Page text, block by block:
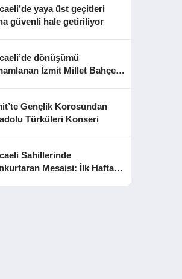
yaya üst geçitleri
güvenli hale getiriliyor
dönüşümü
İzmit Millet Bahçesi
Gençlik Korosundan
Türküleri Konseri
Sahillerinde
Mesaisi: İlk Haftada